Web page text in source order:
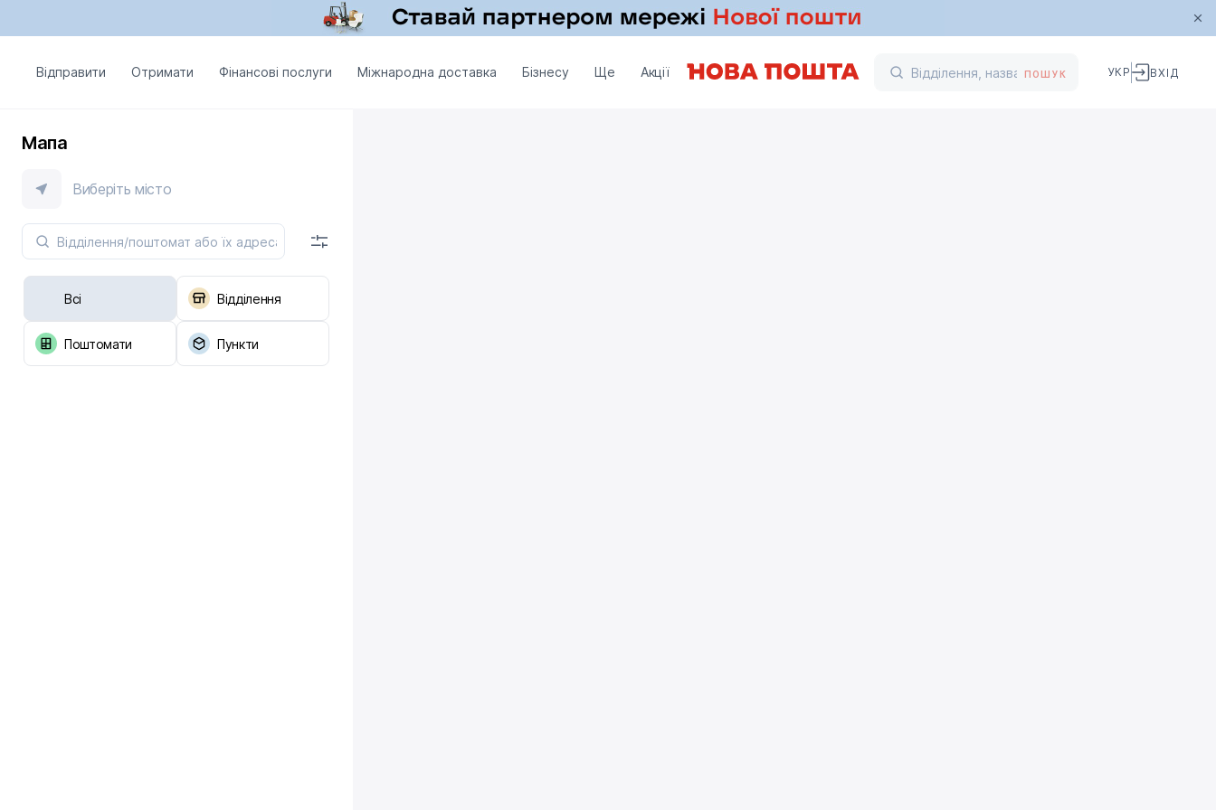
Відправити Отримати Фінансові послуги Міжнародна доставка Бізнесу Ще Акції ПОШУК УКР ВХІД
Мапа
Виберіть місто
Всі Відділення
Поштомати Пункти